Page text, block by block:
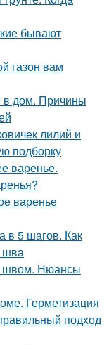
бывают
газон вам
в дом. Причины
лилий и
подборку
варенье.
варенье
в 5 шагов. Как
шва
швом. Нюансы
Герметизация
подход